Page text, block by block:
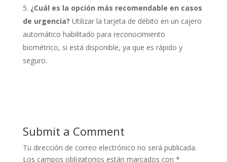
¿Cuál es la opción más recomendable en casos
de urgencia? Utilizar la tarjeta de débito en un cajero
automático habilitado para reconocimiento
biométrico, si está disponible, ya que es rápido y
seguro.
Submit a Comment
Tu dirección de correo electrónico no será publicada.
Los campos obligatorios están marcados con *